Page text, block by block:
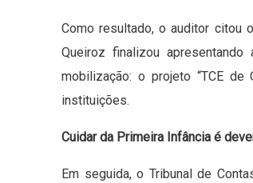
Como resultado, o auditor citou
Queiroz finalizou
mobilização: o projeto “TCE
instituições.
Cuidar da Primeira Infância é
Em seguida, o Tribunal de